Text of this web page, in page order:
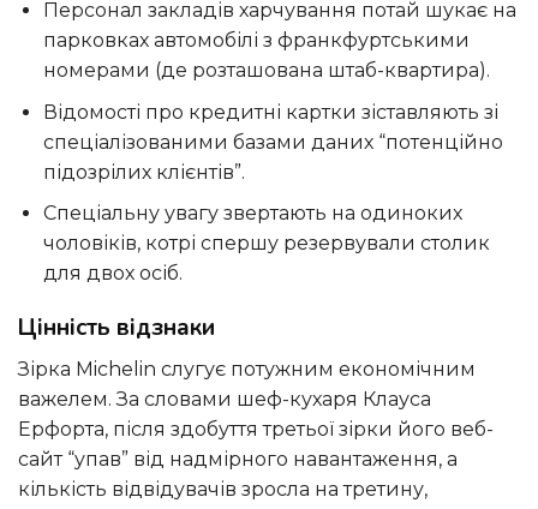
Персонал закладів харчування потай шукає на
парковках автомобілі з франкфуртськими
номерами (де розташована штаб-квартира).
Відомості про кредитні картки зіставляють зі
спеціалізованими базами даних “потенційно
підозрілих клієнтів”.
Спеціальну увагу звертають на одиноких
чоловіків, котрі спершу резервували столик
для двох осіб.
Цінність відзнаки
Зірка Michelin слугує потужним економічним
важелем. За словами шеф-кухаря Клауса
Ерфорта, після здобуття третьої зірки його веб-
сайт “упав” від надмірного навантаження, а
кількість відвідувачів зросла на третину,